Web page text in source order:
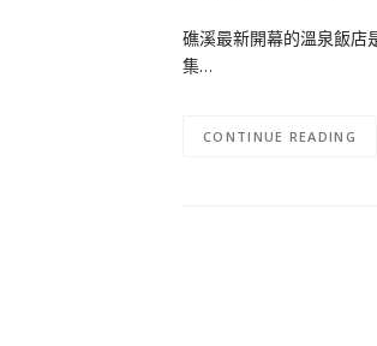
礁溪最新開幕的溫泉飯店
集…
CONTINUE READING